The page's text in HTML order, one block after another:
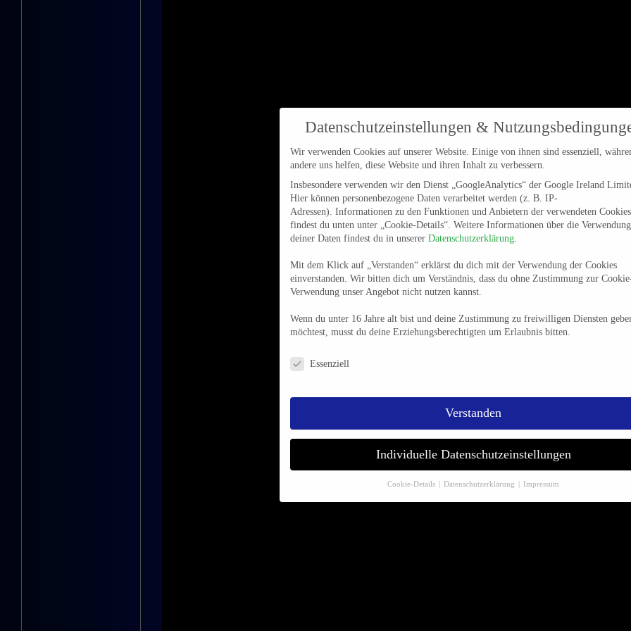
Datenschutzeinstellungen &
Wir verwenden Cookies auf unserer Website. Einige von ihnen sind essenziell,
andere uns helfen, diese Website und ihren Inhalt zu verbessern.
Insbesondere verwenden wir den Dienst „GoogleAnalytics“ der Google Ireland
Hier können personenbezogene Daten verarbeitet werden (z. B. IP-
Adressen). Informationen zu den Funktionen und Anbietern der verwendeten Cookies
findest du unten unter „Cookie-Details“. Weitere Informationen über die Verwendung
deiner Daten findest du in unserer Datenschutzerklärung
Mit dem Klick auf „Verstanden“ erklärst du dich mit der Verwendung der Cookies
einverstanden. Wir bitten dich um Verständnis, dass du ohne Zustimmung zur
Verwendung unser Angebot nicht nutzen kannst.
Wenn du unter 16 Jahre alt bist und deine Zustimmung zu freiwilligen Diensten
möchtest, musst du deine Erziehungsberechtigten um Erlaubnis bitten.
Datenschutzeinstellungen & Nutzungsbedingungen
Essenziell
Verstanden
Individuelle Datenschutzeinstellungen
Cookie-Details Datenschutzerklärung Impressum
Datenschutzeinstellungen